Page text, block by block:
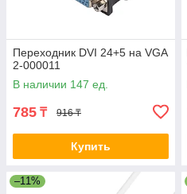
Переходник DVI 24+5 на VGA
2-000011
В наличии 147 ед.
785 ₸ 916 ₸
Купить
–11%